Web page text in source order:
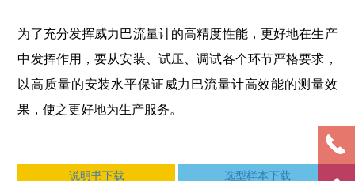
为了充分发挥威力巴流量计的高精度性能，更好地在生产
中发挥作用，要从安装、试压、调试各个环节严格要求，
以高质量的安装水平保证威力巴流量计高效能的测量效
果，使之更好地为生产服务。
说明书下载 选型样本下载